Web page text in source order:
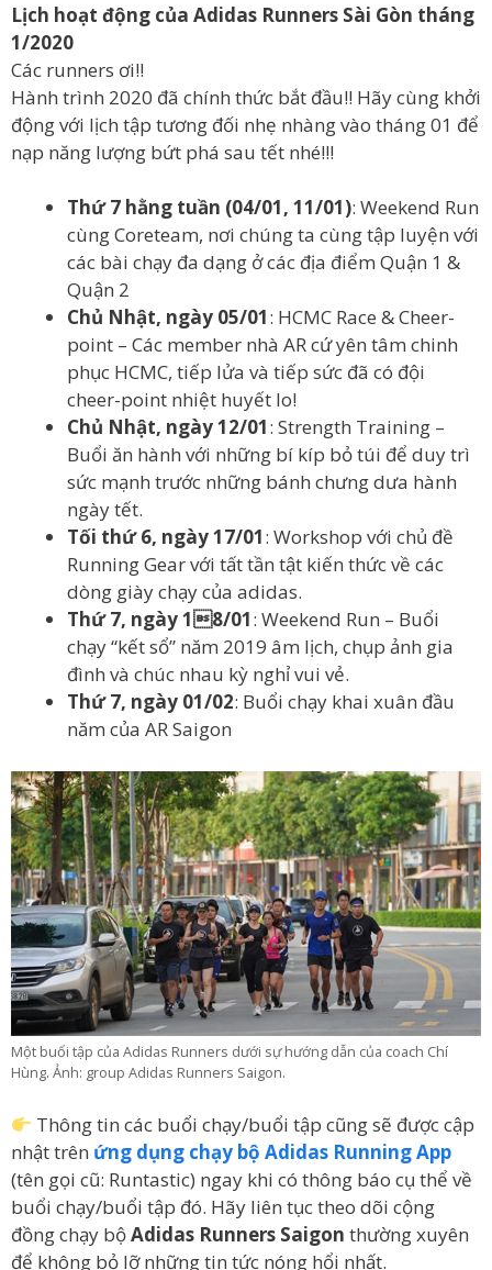
Lịch hoạt động của Adidas Runners Sài Gòn tháng
1/2020
Các runners ơi!!
Hành trình 2020 đã chính thức bắt đầu!! Hãy cùng khởi
động với lịch tập tương đối nhẹ nhàng vào tháng 01 để
nạp năng lượng bứt phá sau tết nhé!!!
Thứ 7 hằng tuần (04/01, 11/01): Weekend Run
cùng Coreteam, nơi chúng ta cùng tập luyện với
các bài chạy đa dạng ở các địa điểm Quận 1 &
Quận 2
Chủ Nhật, ngày 05/01: HCMC Race & Cheer-
point – Các member nhà AR cứ yên tâm chinh
phục HCMC, tiếp lửa và tiếp sức đã có đội
cheer-point nhiệt huyết lo!
Chủ Nhật, ngày 12/01: Strength Training –
Buổi ăn hành với những bí kíp bỏ túi để duy trì
sức mạnh trước những bánh chưng dưa hành
ngày tết.
Tối thứ 6, ngày 17/01: Workshop với chủ đề
Running Gear với tất tần tật kiến thức về các
dòng giày chạy của adidas.
Thứ 7, ngày 18/01: Weekend Run – Buổi
chạy “kết sổ” năm 2019 âm lịch, chụp ảnh gia
đình và chúc nhau kỳ nghỉ vui vẻ.
Thứ 7, ngày 01/02: Buổi chạy khai xuân đầu
năm của AR Saigon
Một buổi tập của Adidas Runners dưới sự hướng dẫn của coach Chí
Hùng. Ảnh: group Adidas Runners Saigon.
Thông tin các buổi chạy/buổi tập cũng sẽ được cập
nhật trên ứng dụng chạy bộ Adidas Running App
(tên gọi cũ: Runtastic) ngay khi có thông báo cụ thể về
buổi chạy/buổi tập đó. Hãy liên tục theo dõi cộng
đồng chạy bộAdidas Runners Saigon thường xuyên
để không bỏ lỡ những tin tức nóng hổi nhất.